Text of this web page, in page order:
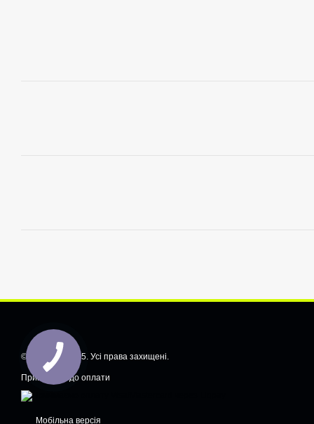
© CarShiftt, 2025. Усі права захищені.
Приймаємо до оплати
Мобільна версія